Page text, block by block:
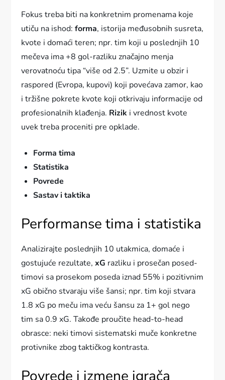
Fokus treba biti na konkretnim promenama koje
utiču na ishod:forma, istorija međusobnih susreta,
kvote i domaći teren; npr. tim koji u poslednjih 10
mečeva ima +8 gol-razliku značajno menja
verovatnoću tipa “više od 2.5”. Uzmite u obzir i
raspored (Evropa, kupovi) koji povećava zamor, kao
i tržišne pokrete kvote koji otkrivaju informacije od
profesionalnih klađenja. Rizik i vrednost kvote
uvek treba proceniti pre opklade.
Forma tima
Statistika
Povrede
Sastav i taktika
Performanse tima i statistika
Analizirajte poslednjih 10 utakmica, domaće i
gostujuće rezultate,xG razliku i prosečan posed-
timovi sa prosekom poseda iznad 55% i pozitivnim
xG obično stvaraju više šansi; npr. tim koji stvara
1.8 xG po meču ima veću šansu za 1+ gol nego
tim sa 0.9 xG. Takođe proučite head-to-head
obrasce: neki timovi sistematski muče konkretne
protivnike zbog taktičkog kontrasta.
Povrede i izmene igrača